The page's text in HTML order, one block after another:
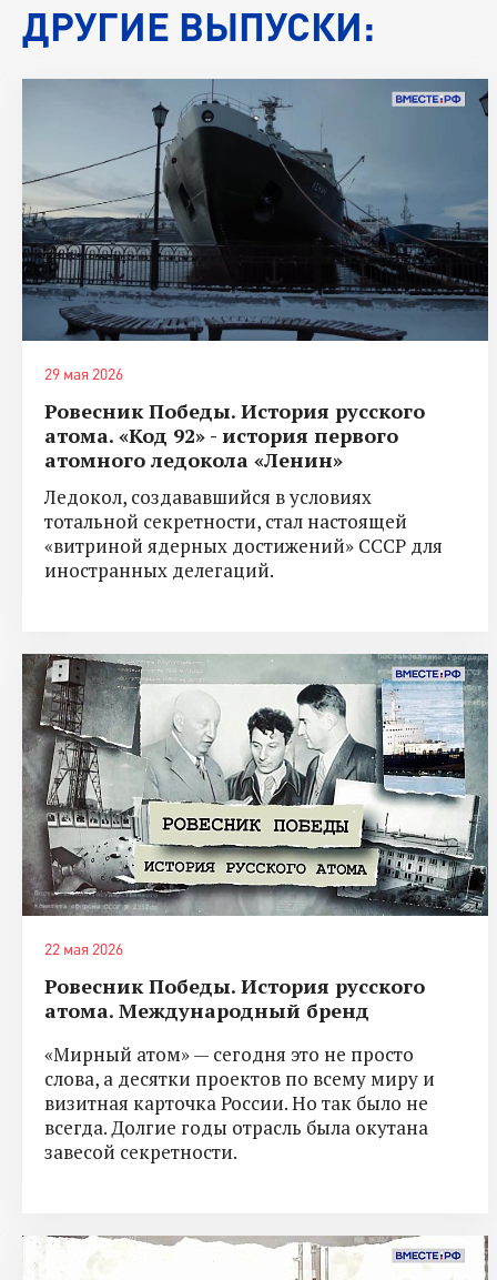
ДРУГИЕ ВЫПУСКИ:
29 мая 2026
Ровесник Победы. История русского
атома. «Код 92» - история первого
атомного ледокола «Ленин»
Ледокол, создававшийся в условиях
тотальной секретности, стал настоящей
«витриной ядерных достижений» СССР для
иностранных делегаций.
22 мая 2026
Ровесник Победы. История русского
атома. Международный бренд
«Мирный атом» — сегодня это не просто
слова, а десятки проектов по всему миру и
визитная карточка России. Но так было не
всегда. Долгие годы отрасль была окутана
завесой секретности.